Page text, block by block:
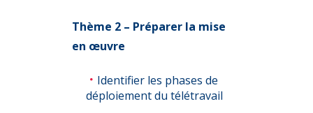
Thème 2 – Préparer la mise
en œuvre
Identifier les phases de
déploiement du télétravail